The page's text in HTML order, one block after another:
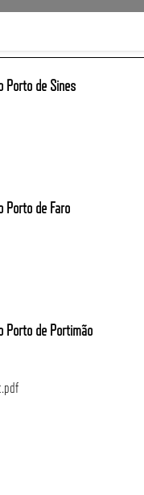
Porto de Sines
Porto de Faro
Porto de Portimão